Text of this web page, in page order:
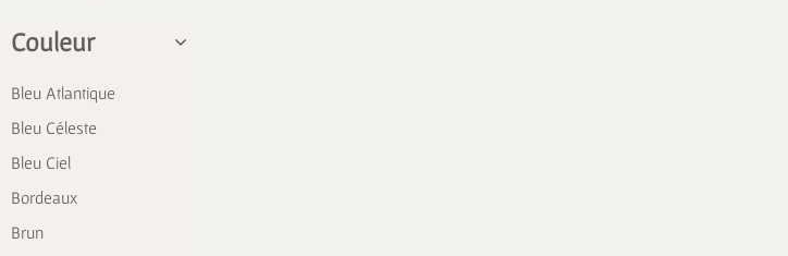
Couleur
Bleu Atlantique
Bleu Céleste
Bleu Ciel
Bordeaux
Brun